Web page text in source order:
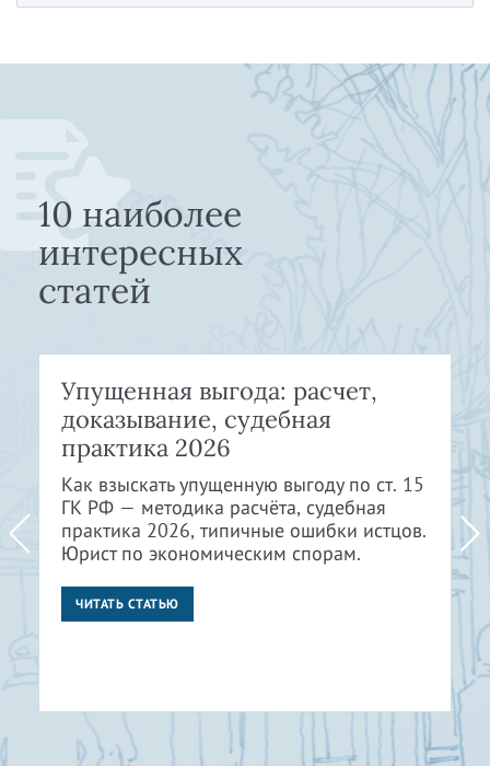
10 наиболее
интересных
статей
Упущенная выгода: расчет,
доказывание, судебная
практика 2026
Как взыскать упущенную выгоду по ст. 15
ГК РФ — методика расчёта, судебная
практика 2026, типичные ошибки истцов.
Юрист по экономическим спорам.
ЧИТАТЬ СТАТЬЮ